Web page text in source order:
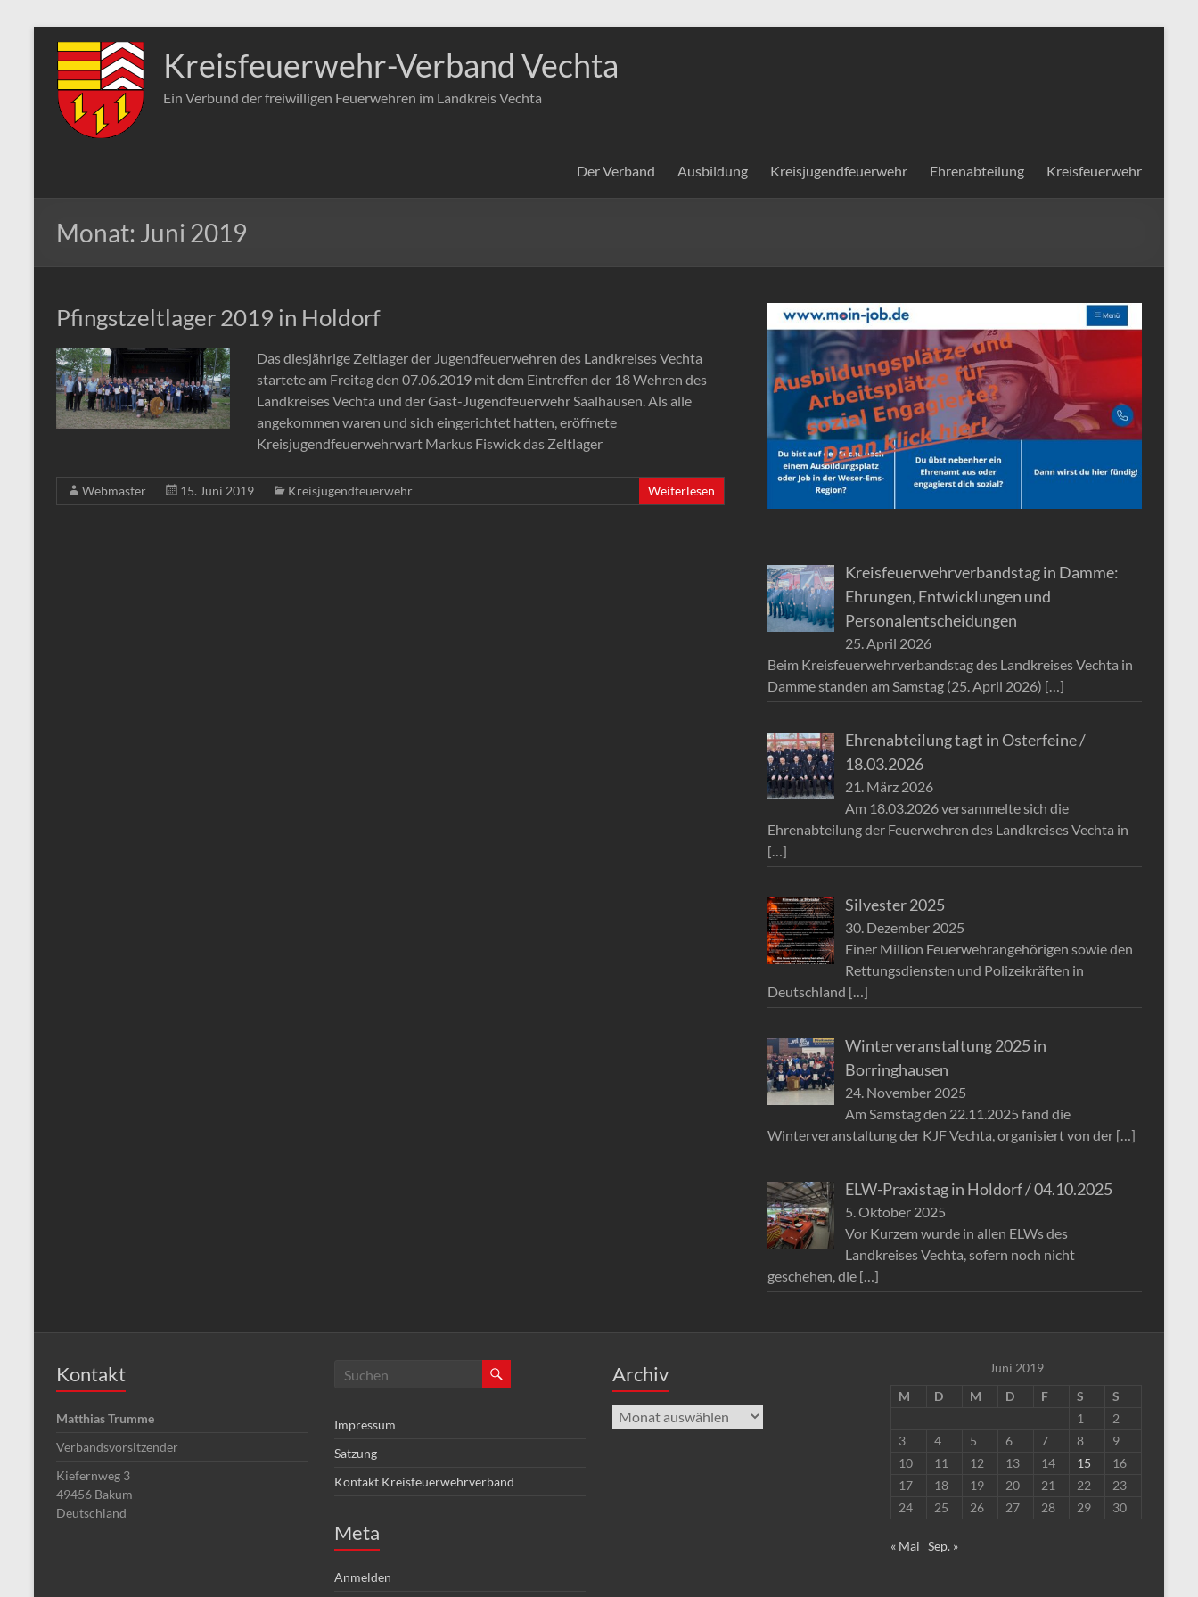
Inhalt
springen
Kreisfeuerwehr-Verband Vechta
Ein Verbund der freiwilligen Feuerwehren im Landkreis Vechta
Der Verband Ausbildung Kreisjugendfeuerwehr Ehrenabteilung Kreisfeuerwehr
Monat: Juni 2019
Pfingstzeltlager 2019 in Holdorf
Das diesjährige Zeltlager der Jugendfeuerwehren des Landkreises Vechta
startete am Freitag den 07.06.2019 mit dem Eintreffen der 18 Wehren des
Landkreises Vechta und der Gast-Jugendfeuerwehr Saalhausen. Als alle
angekommen waren und sich eingerichtet hatten, eröffnete
Kreisjugendfeuerwehrwart Markus Fiswick das Zeltlager
Webmaster 15. Juni 2019 Kreisjugendfeuerwehr Weiterlesen
Kreisfeuerwehrverbandstag in Damme:
Ehrungen, Entwicklungen und
Personalentscheidungen
25. April 2026
Beim Kreisfeuerwehrverbandstag des Landkreises Vechta in
Damme standen am Samstag (25. April 2026) […]
Ehrenabteilung tagt in Osterfeine /
18.03.2026
21. März 2026
Am 18.03.2026 versammelte sich die
Ehrenabteilung der Feuerwehren des Landkreises Vechta in
[…]
Silvester 2025
30. Dezember 2025
Einer Million Feuerwehrangehörigen sowie den
Rettungsdiensten und Polizeikräften in
Deutschland […]
Winterveranstaltung 2025 in
Borringhausen
24. November 2025
Am Samstag den 22.11.2025 fand die
Winterveranstaltung der KJF Vechta, organisiert von der […]
ELW-Praxistag in Holdorf / 04.10.2025
5. Oktober 2025
Vor Kurzem wurde in allen ELWs des
Landkreises Vechta, sofern noch nicht
geschehen, die […]
Kontakt
Matthias Trumme
Verbandsvorsitzender
Kiefernweg 3
49456 Bakum
Deutschland
Impressum
Satzung
Kontakt Kreisfeuerwehrverband
Meta
Anmelden
Archiv
Archiv
Juni 2019
M
D M D F S
S
1
2
3
4 5 6 7 8
9
10
11 12 13 14 15
16
17
18 19 20 21 22
23
24
25 26 27 28 29 30
« Mai Sep. »